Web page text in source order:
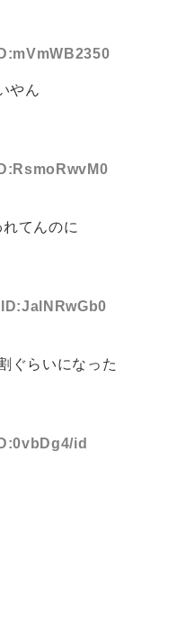
やん
てんのに
ぐらいになった
id